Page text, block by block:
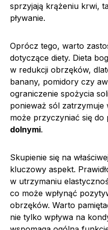
sprzyjają krążeniu krwi,
pływanie.
Oprócz tego, warto
dotyczące diety. Dieta
w redukcji obrzęków,
banany, pomidory czy
ograniczenie spożycia
ponieważ sól zatrzymuje
może przyczyniać się do
dolnymi.
Skupienie się na
kluczowy aspekt.
w utrzymaniu
co może wpłynąć
obrzęków. Warto
nie tylko wpływa na